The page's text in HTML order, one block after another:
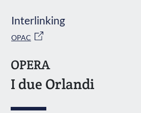
Interlinking
OPAC
OPERA
I due Orlandi